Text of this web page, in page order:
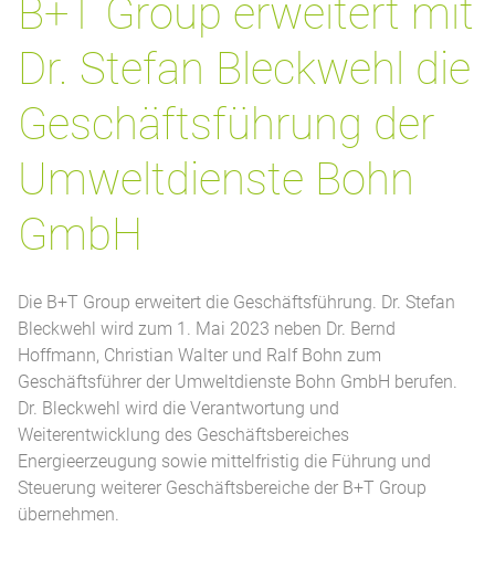
B+T Group erweitert mit
Dr. Stefan Bleckwehl die
Geschäftsführung der
Umweltdienste Bohn
GmbH
Die B+T Group erweitert die Geschäftsführung. Dr. Stefan
Bleckwehl wird zum 1. Mai 2023 neben Dr. Bernd
Hoffmann, Christian Walter und Ralf Bohn zum
Geschäftsführer der Umweltdienste Bohn GmbH berufen.
Dr. Bleckwehl wird die Verantwortung und
Weiterentwicklung des Geschäftsbereiches
Energieerzeugung sowie mittelfristig die Führung und
Steuerung weiterer Geschäftsbereiche der B+T Group
übernehmen.